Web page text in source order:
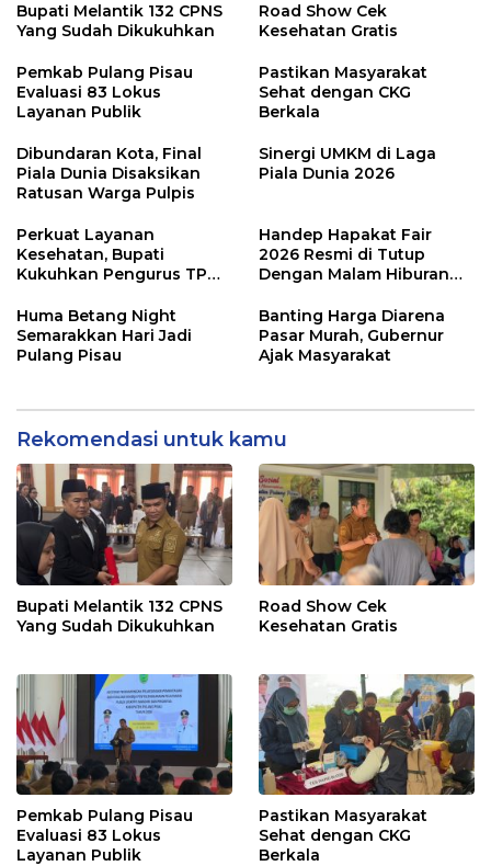
Bupati Melantik 132 CPNS
Yang Sudah Dikukuhkan
Road Show Cek
Kesehatan Gratis
Pemkab Pulang Pisau
Evaluasi 83 Lokus
Layanan Publik
Pastikan Masyarakat
Sehat dengan CKG
Berkala
Dibundaran Kota, Final
Piala Dunia Disaksikan
Ratusan Warga Pulpis
Sinergi UMKM di Laga
Piala Dunia 2026
Perkuat Layanan
Kesehatan, Bupati
Kukuhkan Pengurus TP
Handep Hapakat Fair
2026 Resmi di Tutup
Dengan Malam Hiburan
Huma Betang Night
Semarakkan Hari Jadi
Pulang Pisau
Banting Harga Diarena
Pasar Murah, Gubernur
Ajak Masyarakat
Rekomendasi untuk kamu
Bupati Melantik 132 CPNS
Yang Sudah Dikukuhkan
Road Show Cek
Kesehatan Gratis
Pemkab Pulang Pisau
Evaluasi 83 Lokus
Layanan Publik
Pastikan Masyarakat
Sehat dengan CKG
Berkala